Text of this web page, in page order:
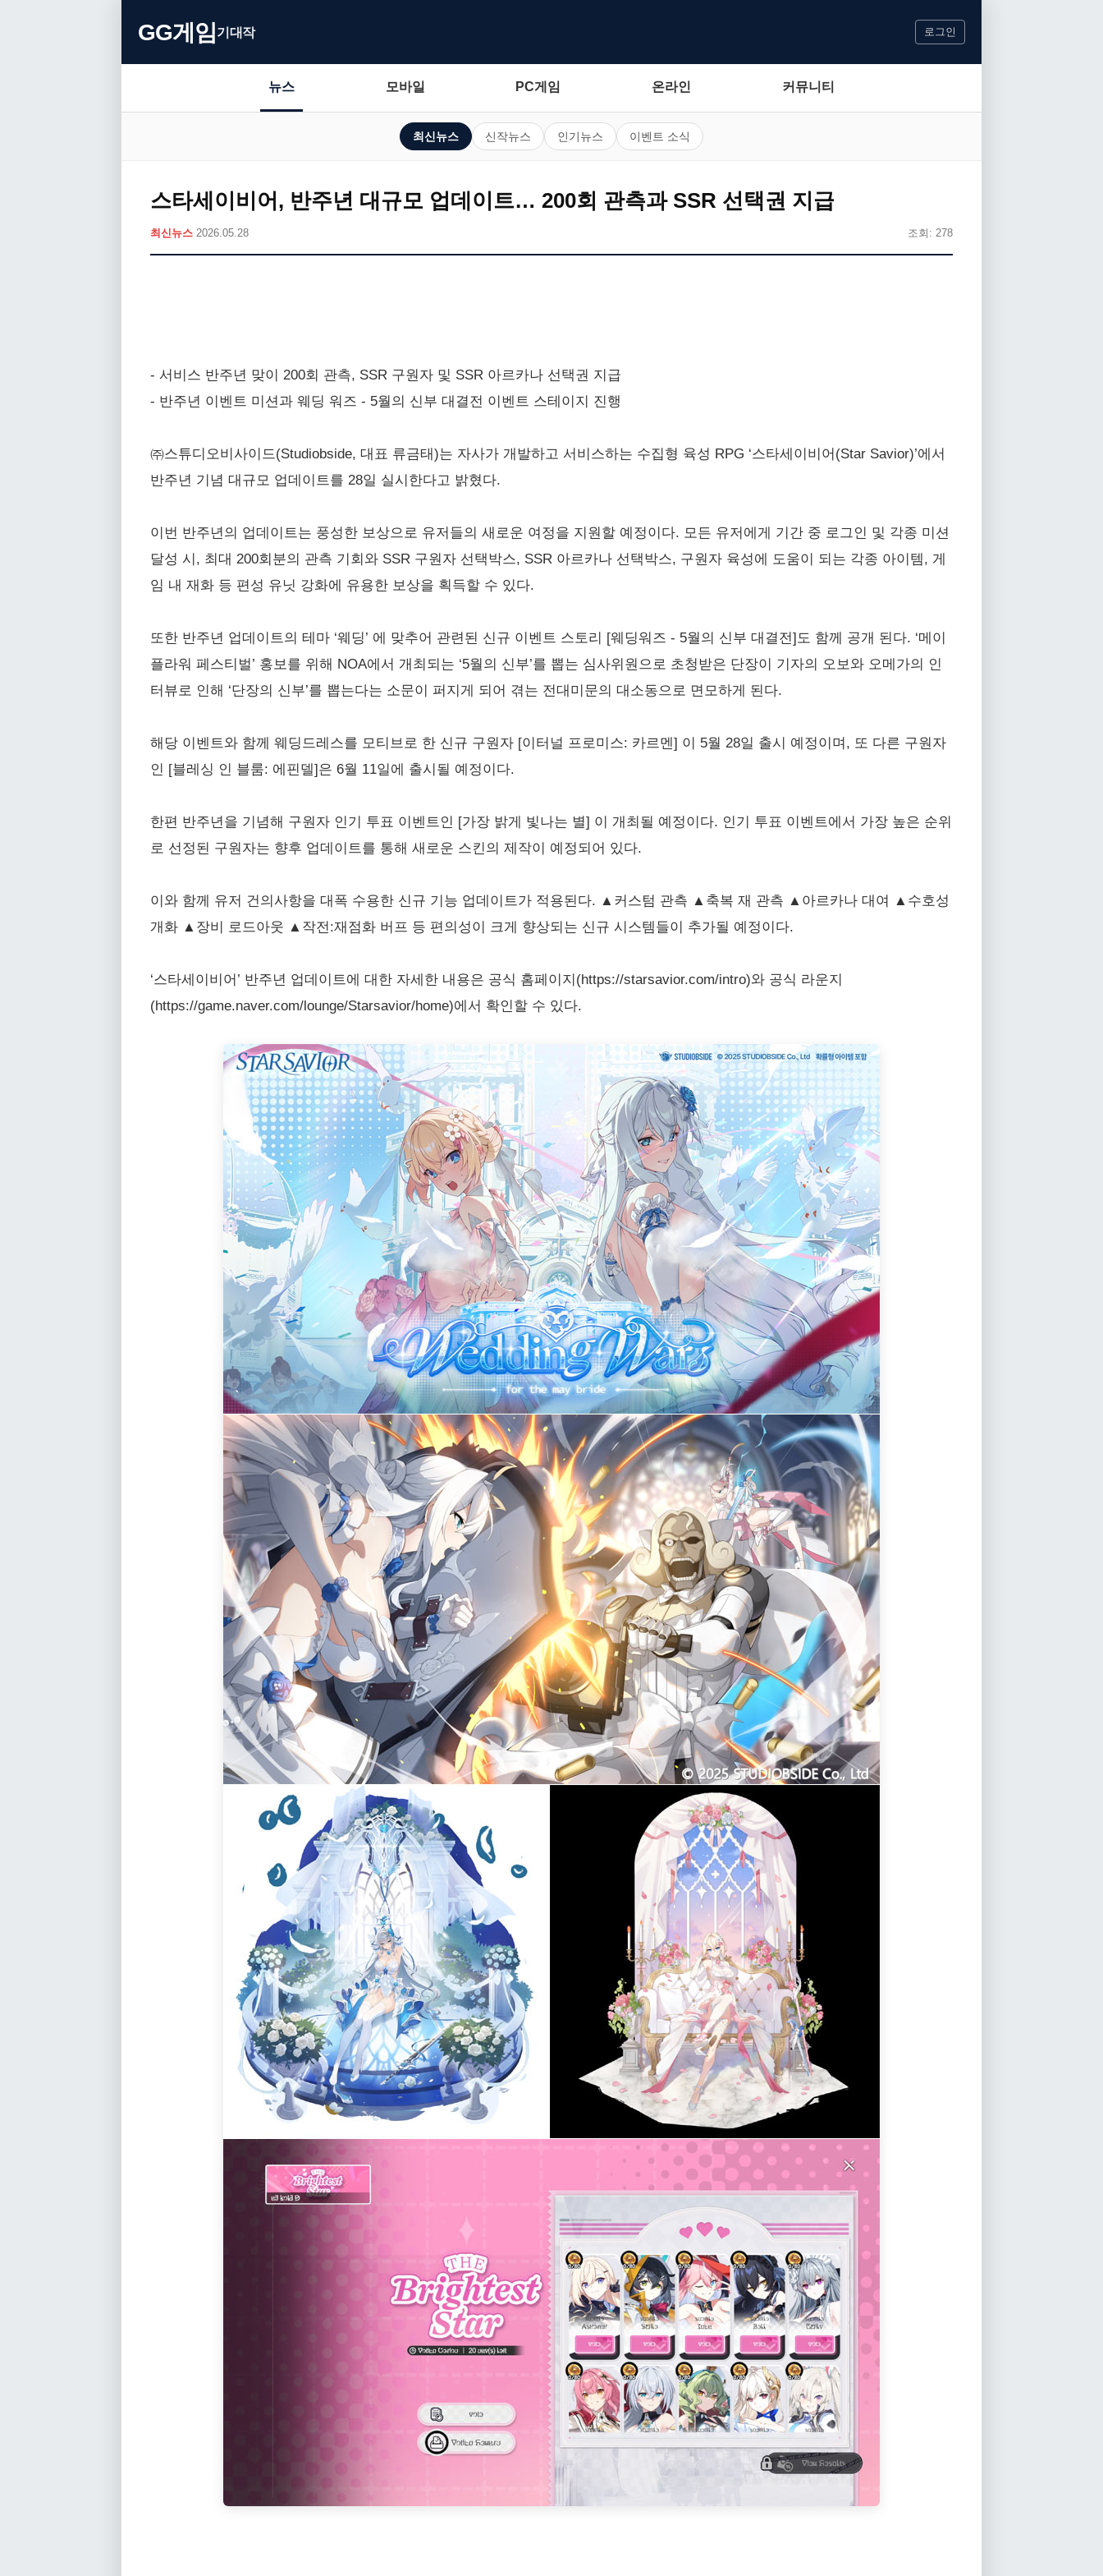
GG게임기대작 로그인
뉴스 모바일 PC게임 온라인 커뮤니티
최신뉴스 신작뉴스 인기뉴스 이벤트 소식
스타세이비어, 반주년 대규모 업데이트… 200회 관측과 SSR 선택권 지급
최신뉴스 2026.05.28 조회: 278
- 서비스 반주년 맞이 200회 관측, SSR 구원자 및 SSR 아르카나 선택권 지급
- 반주년 이벤트 미션과 웨딩 워즈 - 5월의 신부 대결전 이벤트 스테이지 진행
㈜스튜디오비사이드(Studiobside, 대표 류금태)는 자사가 개발하고 서비스하는 수집형 육성 RPG ‘스타세이비어(Star Savior)’에서
반주년 기념 대규모 업데이트를 28일 실시한다고 밝혔다.
이번 반주년의 업데이트는 풍성한 보상으로 유저들의 새로운 여정을 지원할 예정이다. 모든 유저에게 기간 중 로그인 및 각종 미션
달성 시, 최대 200회분의 관측 기회와 SSR 구원자 선택박스, SSR 아르카나 선택박스, 구원자 육성에 도움이 되는 각종 아이템, 게
임 내 재화 등 편성 유닛 강화에 유용한 보상을 획득할 수 있다.
또한 반주년 업데이트의 테마 ‘웨딩’ 에 맞추어 관련된 신규 이벤트 스토리 [웨딩워즈 - 5월의 신부 대결전]도 함께 공개 된다. ‘메이
플라워 페스티벌’ 홍보를 위해 NOA에서 개최되는 ‘5월의 신부’를 뽑는 심사위원으로 초청받은 단장이 기자의 오보와 오메가의 인
터뷰로 인해 ‘단장의 신부’를 뽑는다는 소문이 퍼지게 되어 겪는 전대미문의 대소동으로 면모하게 된다.
해당 이벤트와 함께 웨딩드레스를 모티브로 한 신규 구원자 [이터널 프로미스: 카르멘] 이 5월 28일 출시 예정이며, 또 다른 구원자
인 [블레싱 인 블룸: 에핀델]은 6월 11일에 출시될 예정이다.
한편 반주년을 기념해 구원자 인기 투표 이벤트인 [가장 밝게 빛나는 별] 이 개최될 예정이다. 인기 투표 이벤트에서 가장 높은 순위
로 선정된 구원자는 향후 업데이트를 통해 새로운 스킨의 제작이 예정되어 있다.
이와 함께 유저 건의사항을 대폭 수용한 신규 기능 업데이트가 적용된다. ▲커스텀 관측 ▲축복 재 관측 ▲아르카나 대여 ▲수호성
개화 ▲장비 로드아웃 ▲작전:재점화 버프 등 편의성이 크게 향상되는 신규 시스템들이 추가될 예정이다.
‘스타세이비어’ 반주년 업데이트에 대한 자세한 내용은 공식 홈페이지(https://starsavior.com/intro)와 공식 라운지
(https://game.naver.com/lounge/Starsavior/home)에서 확인할 수 있다.